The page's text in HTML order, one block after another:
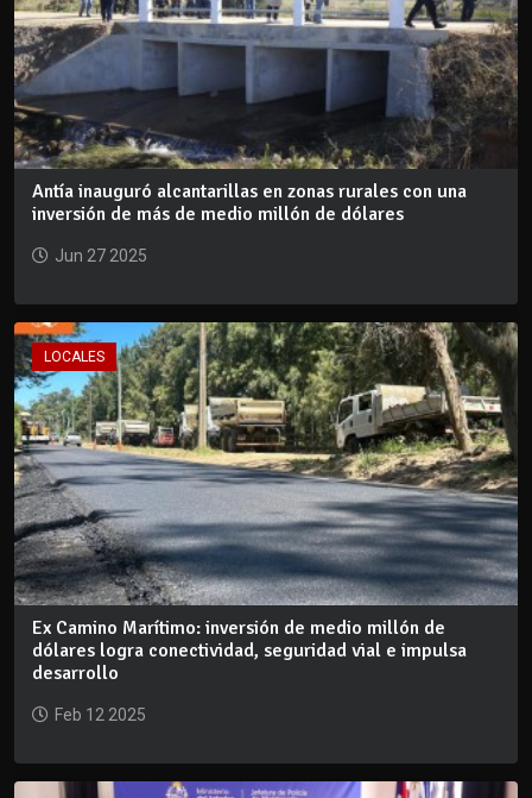
Antía inauguró alcantarillas en zonas rurales con una
inversión de más de medio millón de dólares
Jun 27 2025
LOCALES
Ex Camino Marítimo: inversión de medio millón de
dólares logra conectividad, seguridad vial e impulsa
desarrollo
Feb 12 2025